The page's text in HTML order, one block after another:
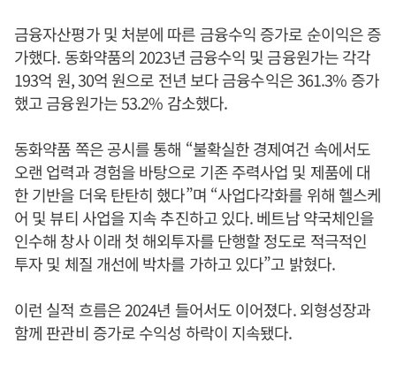
금융자산평가 및 처분에 따른 금융수익 증가로 순이익은 증
가했다. 동화약품의 2023년 금융수익 및 금융원가는 각각
193억 원, 30억 원으로 전년 보다 금융수익은 361.3% 증가
했고 금융원가는 53.2% 감소했다.
동화약품 쪽은 공시를 통해 “불확실한 경제여건 속에서도
오랜 업력과 경험을 바탕으로 기존 주력사업 및 제품에 대
한 기반을 더욱 탄탄히 했다”며 “사업다각화를 위해 헬스케
어 및 뷰티 사업을 지속 추진하고 있다. 베트남 약국체인을
인수해 창사 이래 첫 해외투자를 단행할 정도로 적극적인
투자 및 체질 개선에 박차를 가하고 있다”고 밝혔다.
이런 실적 흐름은 2024년 들어서도 이어졌다. 외형성장과
함께 판관비 증가로 수익성 하락이 지속됐다.